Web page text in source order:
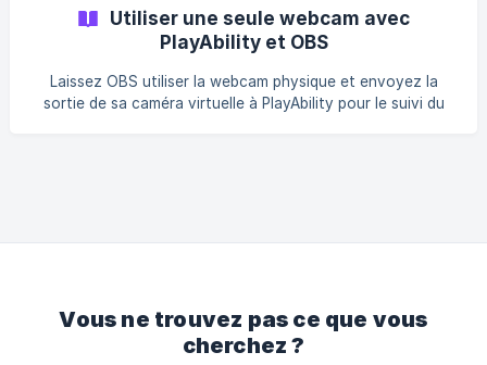
Utiliser une seule webcam avec
PlayAbility et OBS
Laissez OBS utiliser la webcam physique et envoyez la
sortie de sa caméra virtuelle à PlayAbility pour le suivi du
Vous ne trouvez pas ce que vous
cherchez ?